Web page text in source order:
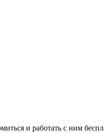
и работать с ним